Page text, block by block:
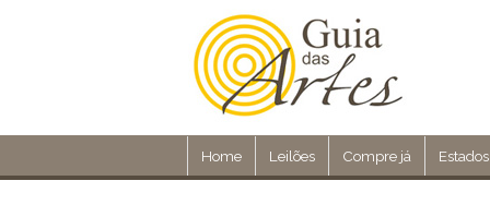
Home Leilões Compre já Estados